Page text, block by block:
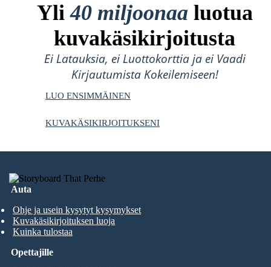
Yli40 miljoonaa luotua
kuvakäsikirjoitusta
Ei Latauksia, ei Luottokorttia ja ei Vaadi
Kirjautumista Kokeilemiseen!
LUO ENSIMMÄINEN
KUVAKÄSIKIRJOITUKSENI
Auta
Ohje ja usein kysytyt kysymykset
Kuvakäsikirjoituksen luoja
Kuinka tulostaa
Opettajille